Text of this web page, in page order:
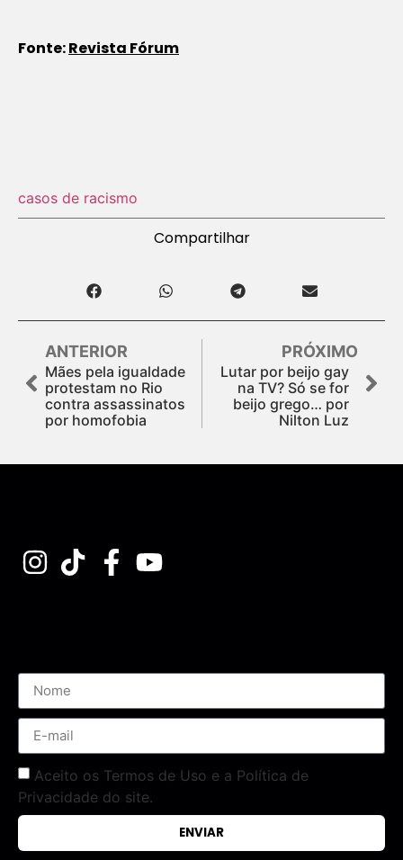
Fonte:Revista Fórum
casos de racismo
Compartilhar
ANTERIOR
Mães pela igualdade
protestam no Rio
contra assassinatos
por homofobia
PRÓXIMO
Lutar por beijo gay
na TV? Só se for
beijo grego… por
Nilton Luz
Aceito os Termos de Uso e a Política de
Privacidade do site.
ENVIAR